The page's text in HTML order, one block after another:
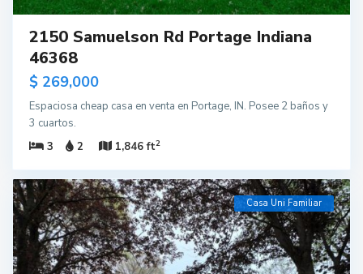
2150 Samuelson Rd Portage Indiana
46368
$ 269,000
Espaciosa cheap casa en venta en Portage, IN. Posee 2 baños y
3 cuartos.
3
2 1,846 ft2
Casa Uni Familiar